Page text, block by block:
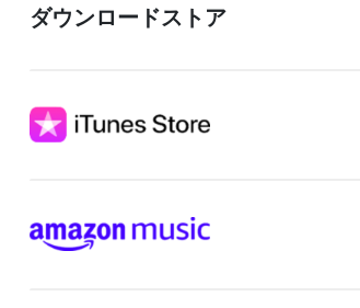
ダウンロードストア